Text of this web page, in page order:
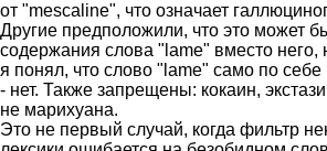
от "mescaline", что означает
Другие предположили, что это может
содержания слова "lame" вместо него,
я понял, что слово "lame" само по себе
- нет. Также запрещены: кокаин,
не марихуана.
Это не первый случай, когда фильтр